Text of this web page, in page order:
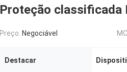
Proteção classificada
Preço: Negociável
Destacar